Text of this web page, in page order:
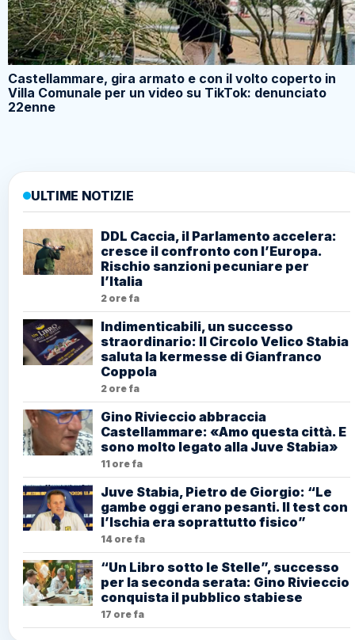
Castellammare, gira armato e con il volto coperto in
Villa Comunale per un video su TikTok: denunciato
22enne
ULTIME NOTIZIE
DDL Caccia, il Parlamento accelera:
cresce il confronto con l’Europa.
Rischio sanzioni pecuniare per
l’Italia
2 ore fa
Indimenticabili, un successo
straordinario: Il Circolo Velico Stabia
saluta la kermesse di Gianfranco
Coppola
2 ore fa
Gino Rivieccio abbraccia
Castellammare: «Amo questa città. E
sono molto legato alla Juve Stabia»
11 ore fa
Juve Stabia, Pietro de Giorgio: “Le
gambe oggi erano pesanti. Il test con
l’Ischia era soprattutto fisico”
14 ore fa
“Un Libro sotto le Stelle”, successo
per la seconda serata: Gino Rivieccio
conquista il pubblico stabiese
17 ore fa